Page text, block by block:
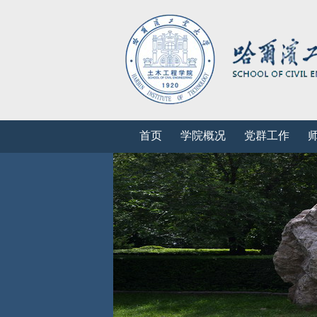
首页 学院概况 党群工作